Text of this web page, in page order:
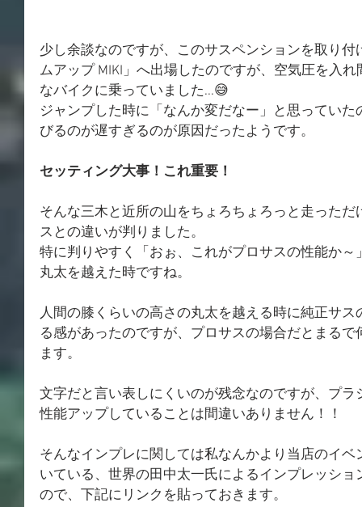
少し余談なのですが、このサスペンションを取り付
ムアップ MIKI」へ出場したのですが、空気圧を入
なバイクに乗っていました...😅
ジャンプした時に「なんか変だなー」と思ってい
びるのが遅すぎるのが原因だったようです。
セッティング大事！これ重要！
そんな三木と近所の山をちょろちょろっと走った
スとの違いが判りました。
特に判りやすく「おぉ、これがプロサスの性能か～
丸太を越えた時ですね。
人間の膝くらいの高さの丸太を越える時に純正サス
る感があったのですが、プロサスの場合だとまる
ます。
文字だと言い表しにくいのが残念なのですが、プ
性能アップしていることは間違いありません！！
そんなインプレに関しては私なんかより当店のイ
いている、世界の田中太一氏によるインプレッシ
ので、下記にリンクを貼っておきます。